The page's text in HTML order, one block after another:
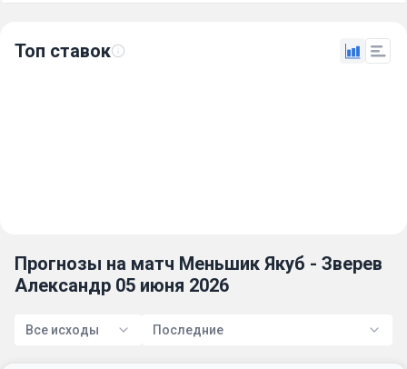
Топ ставок
Прогнозы на матч Меньшик Якуб - Зверев
Александр 05 июня 2026
Все исходы Последние